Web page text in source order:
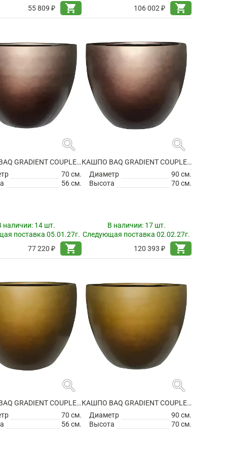
55 809 ₽
shopping_cart
106 002 ₽
shopping_cart
search
КАШПО BAQ GRADIENT COUPLE MATT COFFEE
70 см.
56 см.
наличии: 14 шт.
поставка 05.01.27г.
77 220 ₽
shopping_cart
search
КАШПО BAQ GRADIENT COUPLE MATT COFFEE
Диаметр
90 см.
Высота
70 см.
В наличии: 17 шт.
Следующая поставка 02.02.27г.
120 393 ₽
shopping_cart
search
КАШПО BAQ GRADIENT COUPLE MATT HONEY
70 см.
56 см.
search
КАШПО BAQ GRADIENT COUPLE MATT HONEY
Диаметр
90 см.
Высота
70 см.